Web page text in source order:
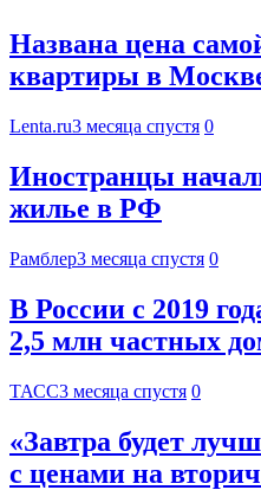
Названа цена
квартиры в
Lenta.ru3 месяца спустя 0
Иностранцы
жилье в РФ
Рамблер3 месяца спустя 0
В России с 2019
2,5 млн частных
ТАСС3 месяца спустя 0
«Завтра будет
с ценами на